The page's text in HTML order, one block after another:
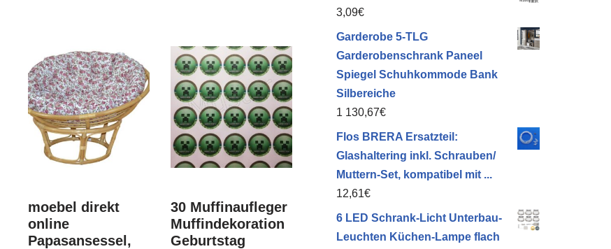
moebel direkt
online
Papasansessel,
30 Muffinaufleger
Muffindekoration
Geburtstag
3,09€
Garderobe 5-TLG
Garderobenschrank Paneel
Spiegel Schuhkommode Bank
Silbereiche
1 130,67€
Flos BRERA Ersatzteil:
Glashaltering inkl. Schrauben/
Muttern-Set, kompatibel mit ...
12,61€
6 LED Schrank-Licht Unterbau-
Leuchten Küchen-Lampe flach